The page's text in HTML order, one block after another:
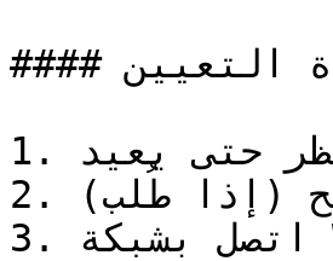
#### الخطوة 2: الإعداد الأولي بعد إعادة التعيين
1. انتظر حتى يعيد Mac التشغيل
2. قم بإعداد لوحة المفاتيح (إذا طُلب)
3. اتصل بشبكة Wi-Fi: